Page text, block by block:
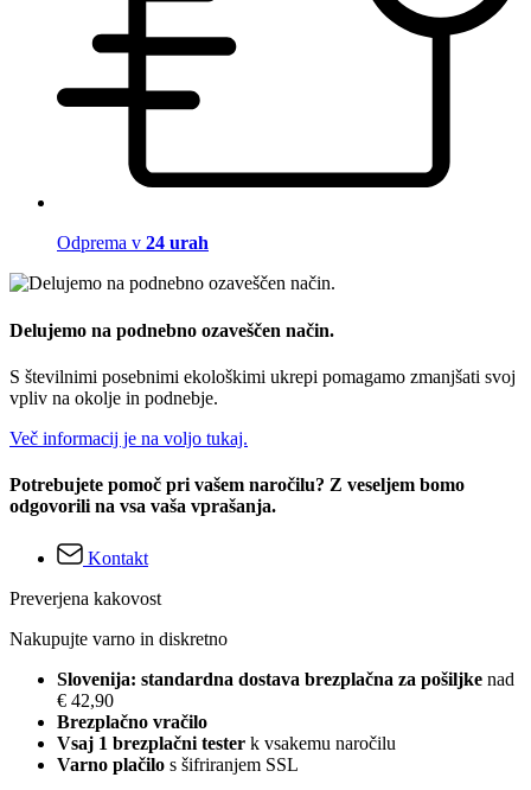
Odprema v 24 urah
Delujemo na podnebno ozaveščen način.
S številnimi posebnimi ekološkimi ukrepi pomagamo zmanjšati svoj
vpliv na okolje in podnebje.
Več informacij je na voljo tukaj.
Potrebujete pomoč pri vašem naročilu? Z veseljem bomo
odgovorili na vsa vaša vprašanja.
Kontakt
Preverjena kakovost
Nakupujte varno in diskretno
Slovenija: standardna dostava brezplačna za pošiljke nad
€ 42,90
Brezplačno vračilo
Vsaj 1 brezplačni tester k vsakemu naročilu
Varno plačilo s šifriranjem SSL